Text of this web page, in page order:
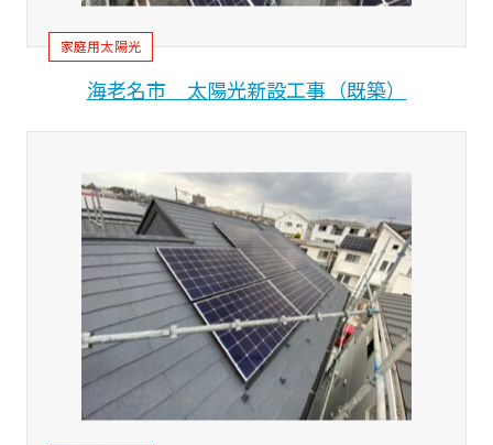
家庭用太陽光
海老名市 太陽光新設工事（既築）